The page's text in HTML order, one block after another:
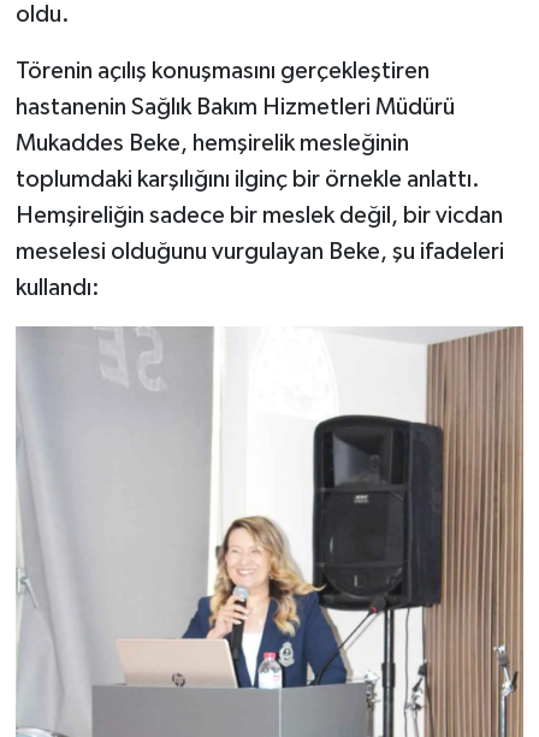
oldu.
Törenin açılış konuşmasını gerçekleştiren
hastanenin Sağlık Bakım Hizmetleri Müdürü
Mukaddes Beke, hemşirelik mesleğinin
toplumdaki karşılığını ilginç bir örnekle anlattı.
Hemşireliğin sadece bir meslek değil, bir vicdan
meselesi olduğunu vurgulayan Beke, şu ifadeleri
kullandı: